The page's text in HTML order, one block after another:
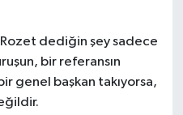
dediğin şey sadece
bir referansın
genel başkan takıyorsa,